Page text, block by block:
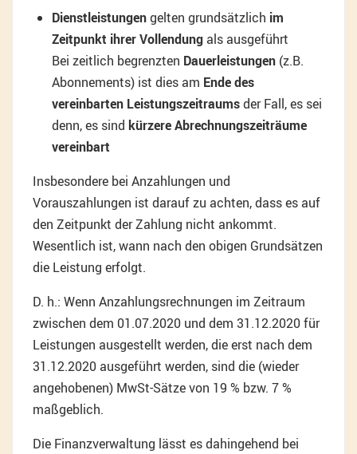
Dienstleistungengelten grundsätzlich im
Zeitpunkt ihrer Vollendungals ausgeführt
Bei zeitlich begrenzten Dauerleistungen (z.B.
Abonnements) ist dies am Ende des
vereinbarten Leistungszeitraumsder Fall, es sei
denn, es sind kürzere Abrechnungszeiträume
vereinbart
Insbesondere bei Anzahlungen und
Vorauszahlungen ist darauf zu achten, dass es auf
den Zeitpunkt der Zahlung nicht ankommt.
Wesentlich ist, wann nach den obigen Grundsätzen
die Leistung erfolgt.
D. h.: Wenn Anzahlungsrechnungen im Zeitraum
zwischen dem 01.07.2020 und dem 31.12.2020 für
Leistungen ausgestellt werden, die erst nach dem
31.12.2020 ausgeführt werden, sind die (wieder
angehobenen) MwSt-Sätze von 19 % bzw. 7 %
maßgeblich.
Die Finanzverwaltung lässt es dahingehend bei